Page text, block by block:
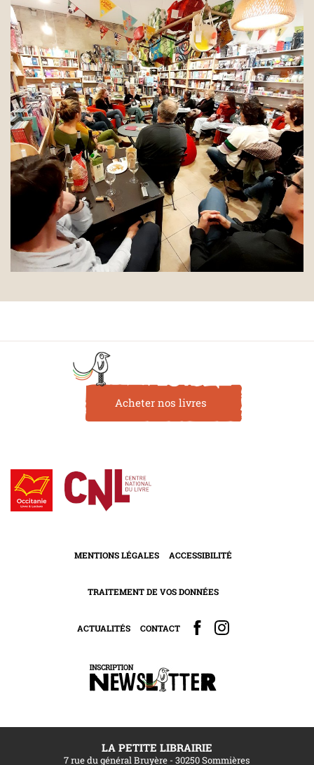
Acheter nos livres
MENTIONS LÉGALES ACCESSIBILITÉ
TRAITEMENT DE VOS DONNÉES
ACTUALITÉS CONTACT
LA PETITE LIBRAIRIE
7 rue du général Bruyère - 30250 Sommières